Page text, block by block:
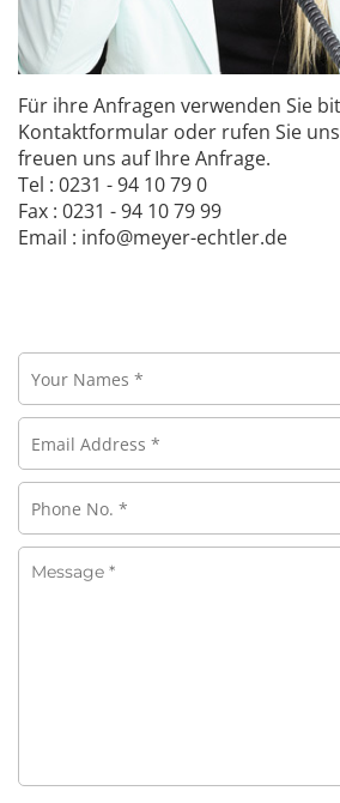
Für ihre Anfragen verwenden Sie
Kontaktformular oder rufen Sie
freuen uns auf Ihre Anfrage.
Tel : 0231 - 94 10 79 0
Fax : 0231 - 94 10 79 99
Email : info@meyer-echtler.de